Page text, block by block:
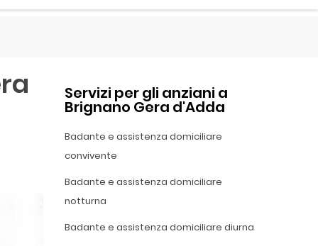
Servizi per gli anziani a
Brignano Gera d'Adda
Badante e assistenza domiciliare
convivente
Badante e assistenza domiciliare
notturna
Badante e assistenza domiciliare diurna